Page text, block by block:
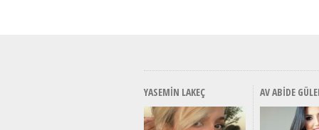
YASEMIN LAKEÇ AV ABIDE